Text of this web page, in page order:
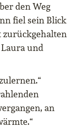
den Weg
fiel sein Blick
zurückgehalten
und
an